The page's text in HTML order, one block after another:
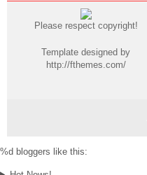
Please respect copyright!
Template designed by
http://fthemes.com/
%d bloggers like this: